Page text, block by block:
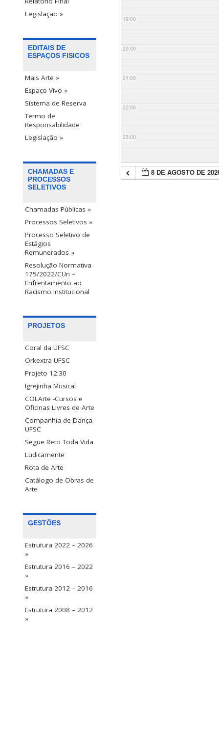
Legislação »
EDITAIS DE
ESPAÇOS FISICOS
Mais Arte »
Espaço Vivo »
Sistema de Reserva
Termo de
Responsabilidade
Legislação »
CHAMADAS E
PROCESSOS
SELETIVOS
Chamadas Públicas »
Processos Seletivos »
Processo Seletivo de
Estágios
Remunerados »
Resolução Normativa
175/2022/CUn –
Enfrentamento ao
Racismo Institucional
PROJETOS
Coral da UFSC
Orkextra UFSC
Projeto 12:30
Igrejinha Musical
COLArte -Cursos e
Oficinas Livres de Arte
Companhia de Dança
UFSC
Segue Reto Toda Vida
Ludicamente
Rota de Arte
Catálogo de Obras de
Arte
GESTÕES
Estrutura 2022 – 2026
»
Estrutura 2016 – 2022
»
Estrutura 2012 – 2016
»
Estrutura 2008 – 2012
»
19:00
20:00
21:00
22:00
23:00
8 DE AGOSTO DE